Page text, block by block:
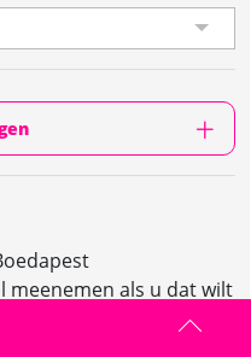
meenemen als u dat wilt
in de limo
minuten)